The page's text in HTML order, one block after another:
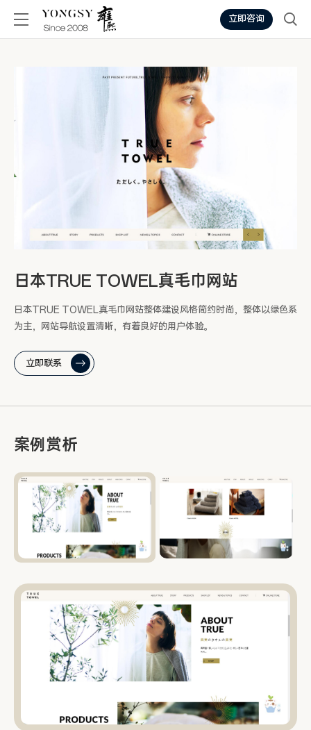
立即咨询
日本TRUE TOWEL真毛巾网站
日本TRUE TOWEL真毛巾网站整体建设风格简约时尚，整体以绿色系
为主，网站导航设置清晰，有着良好的用户体验。
立即联系
案例赏析